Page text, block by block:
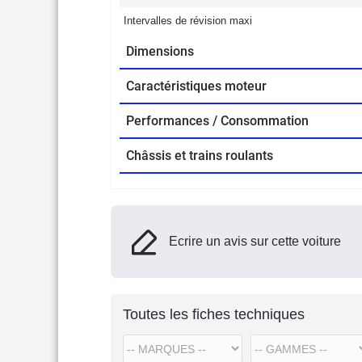
Intervalles de révision maxi
Dimensions
Caractéristiques moteur
Performances / Consommation
Châssis et trains roulants
Ecrire un avis sur cette voiture
Toutes les fiches techniques